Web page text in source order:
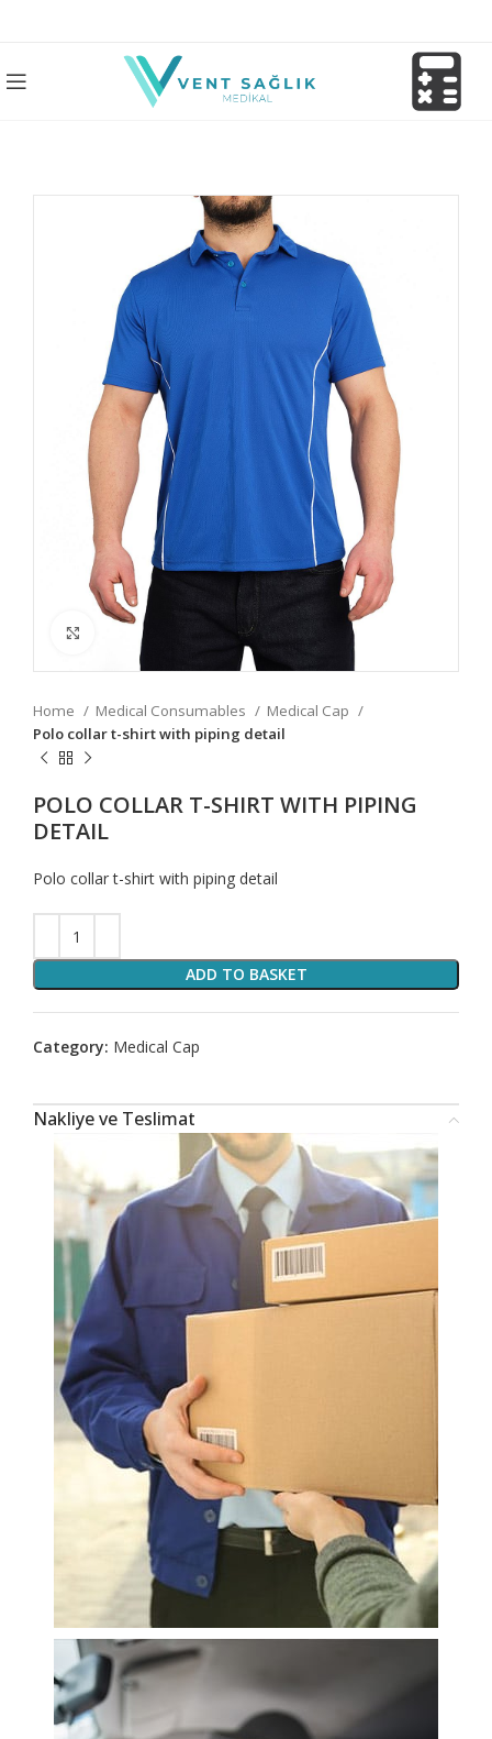
Click to enlarge
Home Medical Consumables
Medical Cap
Polo collar t-shirt with piping detail
POLO COLLAR T-SHIRT WITH PIPING
DETAIL
Polo collar t-shirt with piping detail
ADD TO BASKET
Category: Medical Cap
Nakliye ve Teslimat